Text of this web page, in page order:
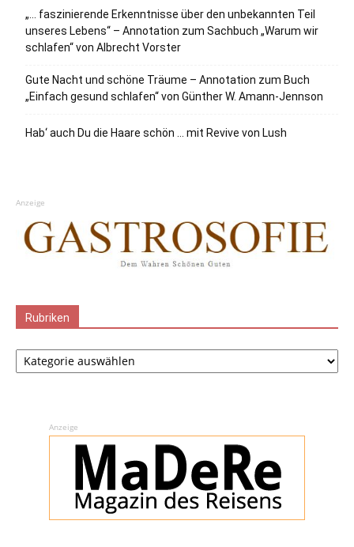
„… faszinierende Erkenntnisse über den unbekannten Teil
unseres Lebens“ – Annotation zum Sachbuch „Warum wir
schlafen“ von Albrecht Vorster
Gute Nacht und schöne Träume – Annotation zum Buch
„Einfach gesund schlafen“ von Günther W. Amann-Jennson
Hab‘ auch Du die Haare schön … mit Revive von Lush
Anzeige
Rubriken
Rubriken
Anzeige